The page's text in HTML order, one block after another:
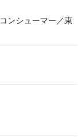
ンシューマー／東